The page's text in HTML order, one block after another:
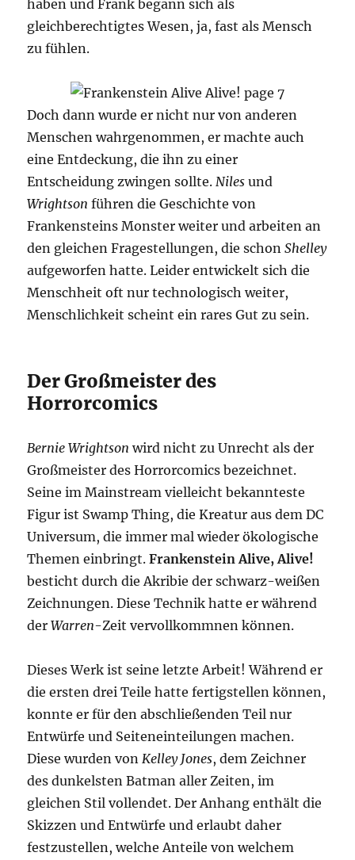
haben und Frank begann sich als
gleichberechtigtes Wesen, ja, fast als Mensch
zu fühlen.
Doch dann wurde er nicht nur von anderen
Menschen wahrgenommen, er machte auch
eine Entdeckung, die ihn zu einer
Entscheidung zwingen sollte. Niles und
Wrightson führen die Geschichte von
Frankensteins Monster weiter und arbeiten an
den gleichen Fragestellungen, die schonShelley
aufgeworfen hatte. Leider entwickelt sich die
Menschheit oft nur technologisch weiter,
Menschlichkeit scheint ein rares Gut zu sein.
Der Großmeister des
Horrorcomics
Bernie Wrightson wird nicht zu Unrecht als der
Großmeister des Horrorcomics bezeichnet.
Seine im Mainstream vielleicht bekannteste
Figur ist Swamp Thing, die Kreatur aus dem DC
Universum, die immer mal wieder ökologische
Themen einbringt.Frankenstein Alive, Alive!
besticht durch die Akribie der schwarz-weißen
Zeichnungen. Diese Technik hatte er während
derWarren-Zeit vervollkommnen können.
Dieses Werk ist seine letzte Arbeit! Während er
die ersten drei Teile hatte fertigstellen können,
konnte er für den abschließenden Teil nur
Entwürfe und Seiteneinteilungen machen.
Diese wurden von Kelley Jones, dem Zeichner
des dunkelsten Batman aller Zeiten, im
gleichen Stil vollendet. Der Anhang enthält die
Skizzen und Entwürfe und erlaubt daher
festzustellen, welche Anteile von welchem